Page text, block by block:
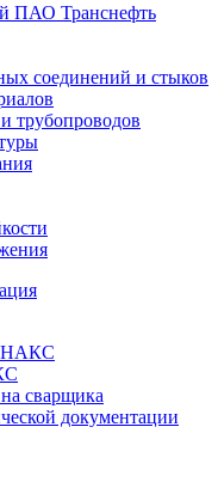
ПАО Транснефть
соединений и стыков
трубопроводов
НАКС
сварщика
документации